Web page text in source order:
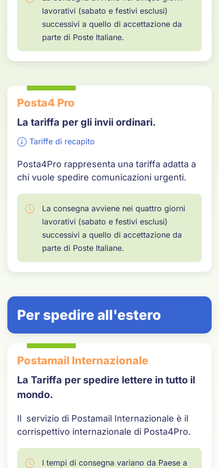
lavorativi (sabato e festivi esclusi)
successivi a quello di accettazione da
parte di Poste Italiane.
Posta4 Pro
La tariffa per gli invii ordinari.
Tariffe di recapito
Posta4Pro rappresenta una tariffa adatta a
chi vuole spedire comunicazioni urgenti.
La consegna avviene nei quattro giorni
lavorativi (sabato e festivi esclusi)
successivi a quello di accettazione da
parte di Poste Italiane.
Per spedire all'estero
Postamail Internazionale
La Tariffa per spedire lettere in tutto il
mondo.
Il servizio di Postamail Internazionale è il
corrispettivo internazionale di Posta4Pro.
I tempi di consegna variano da Paese a